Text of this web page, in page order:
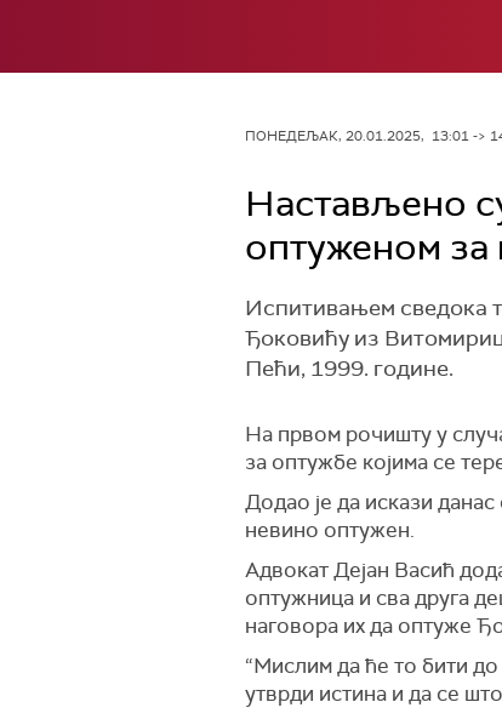
ПОНЕДЕЉАК, 20.01.2025, 13:01 ->
Настављено
оптуженом за
Испитивањем сведока
Ђоковићу из
Пећи, 1999. године.
На првом рочишту у
за оптужбе којима се
Додао је да искази
невино оптужен.
Адвокат Дејан Васић
оптужница и сва друга
наговора их да оптуже
“Мислим да ће то бити до
утврди истина и да се